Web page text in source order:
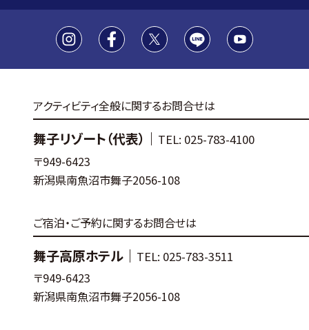
アクティビティ全般に関するお問合せは
舞子リゾート（代表）｜ TEL: 025-783-4100
〒949-6423
新潟県南魚沼市舞子2056-108
ご宿泊・ご予約に関するお問合せは
舞子高原ホテル｜ TEL: 025-783-3511
〒949-6423
新潟県南魚沼市舞子2056-108